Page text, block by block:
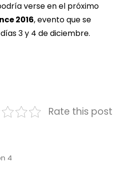
verse en el próximo
2016, evento que se
3 y 4 de diciembre.
Rate this post
4